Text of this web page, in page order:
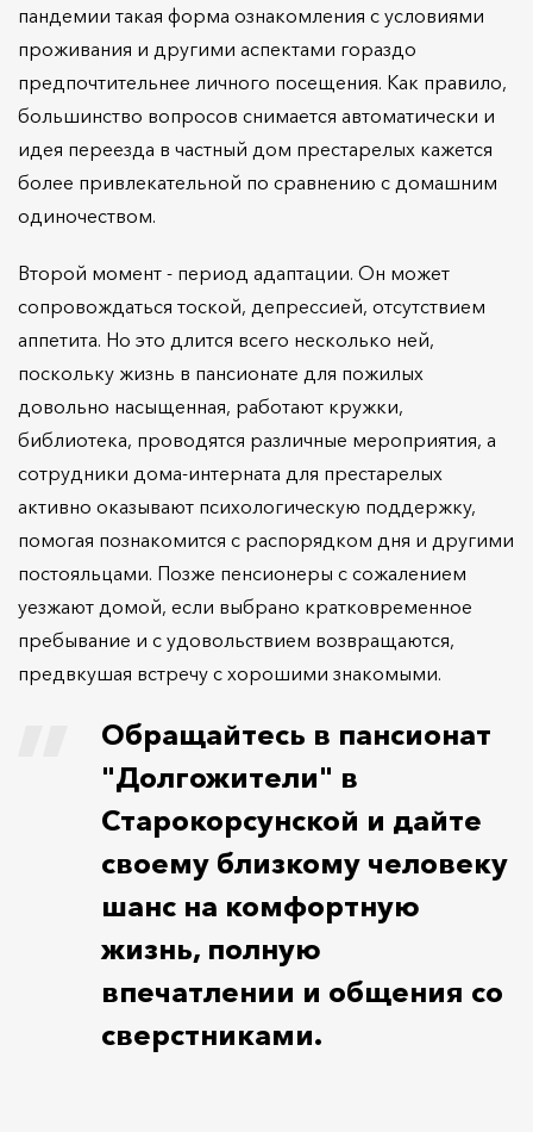
пандемии такая форма ознакомления с условиями
проживания и другими аспектами гораздо
предпочтительнее личного посещения. Как правило,
большинство вопросов снимается автоматически и
идея переезда в частный дом престарелых кажется
более привлекательной по сравнению с домашним
одиночеством.
Второй момент - период адаптации. Он может
сопровождаться тоской, депрессией, отсутствием
аппетита. Но это длится всего несколько ней,
поскольку жизнь в пансионате для пожилых
довольно насыщенная, работают кружки,
библиотека, проводятся различные мероприятия, а
сотрудники дома-интерната для престарелых
активно оказывают психологическую поддержку,
помогая познакомится с распорядком дня и другими
постояльцами. Позже пенсионеры с сожалением
уезжают домой, если выбрано кратковременное
пребывание и с удовольствием возвращаются,
предвкушая встречу с хорошими знакомыми.
Обращайтесь в пансионат
"Долгожители" в
Старокорсунской и дайте
своему близкому человеку
шанс на комфортную
жизнь, полную
впечатлении и общения со
сверстниками.